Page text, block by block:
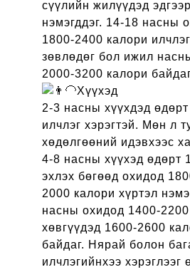
сүүлийн жилүүдэд
нэмэгддэг. 14-18 насны
1800-2400 калори
зөвлөдөг бол ижил
2000-3200 калори
Хүүхэд
2-3 насны хүүхдэд
илчлэг хэрэгтэй. Мөн л
хөдөлгөөний идэвхээс
4-8 насны хүүхэд өдөрт
эхлэх бөгөөд охидод
2000 калори хүртэл
насны охидод 1400-2200
хөвгүүдэд 1600-2600
байдаг. Нярай болон
илчлэгийнхээ хэрэглээг